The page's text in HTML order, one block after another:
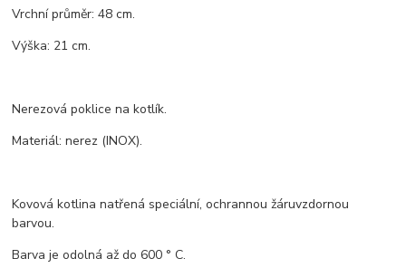
Vrchní průměr: 48 cm.
Výška: 21 cm.
Nerezová poklice na kotlík.
Materiál: nerez (INOX).
Kovová kotlina natřená speciální, ochrannou žáruvzdornou
barvou.
Barva je odolná až do 600 ° C.